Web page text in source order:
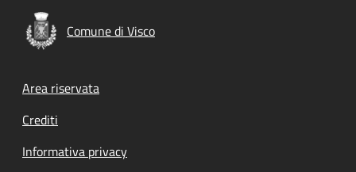
Comune di Visco
Footer menu
Area riservata
Crediti
Informativa privacy